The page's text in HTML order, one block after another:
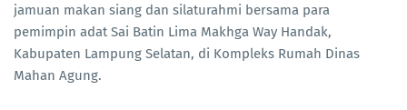
jamuan makan siang dan silaturahmi bersama para
pemimpin adat Sai Batin Lima Makhga Way Handak,
Kabupaten Lampung Selatan, di Kompleks Rumah Dinas
Mahan Agung.